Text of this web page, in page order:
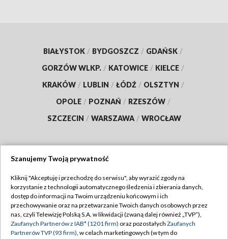
BIAŁYSTOK / BYDGOSZCZ / GDAŃSK /
GORZÓW WLKP. / KATOWICE / KIELCE /
KRAKÓW / LUBLIN / ŁÓDŹ / OLSZTYN /
OPOLE / POZNAŃ / RZESZÓW /
SZCZECIN / WARSZAWA / WROCŁAW
TVP
Abonament TVP
Emisja w TVP
Regulamin TVP
Polityka prywatności
Szanujemy Twoją prywatność
Kliknij "Akceptuję i przechodzę do serwisu", aby wyrazić zgody na
korzystanie z technologii automatycznego śledzenia i zbierania danych,
dostęp do informacji na Twoim urządzeniu końcowym i ich
przechowywanie oraz na przetwarzanie Twoich danych osobowych przez
nas, czyli Telewizję Polską S.A. w likwidacji (zwaną dalej również „TVP”),
Zaufanych Partnerów z IAB* (1201 firm) oraz pozostałych Zaufanych
Partnerów TVP (93 firm), w celach marketingowych (w tym do